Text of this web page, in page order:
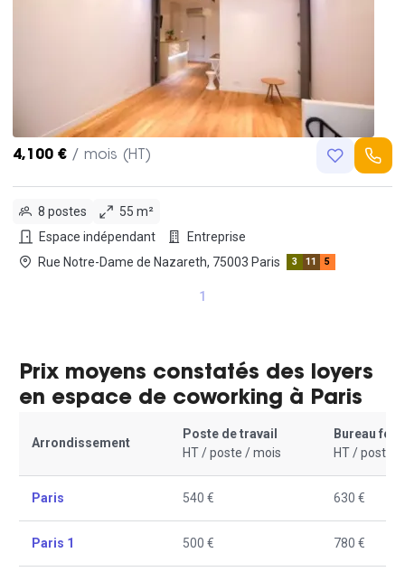
4,100 € / mois (HT)
8 postes
55 m²
Espace indépendant
Entreprise
Rue Notre-Dame de Nazareth, 75003 Paris
3 11 5
1
Prix moyens constatés des loyers
en espace de coworking à Paris
Arrondissement
Poste de travail
HT / poste / mois
Bureau
HT / poste /
Paris 540 € 630 €
Paris 1 500 € 780 €